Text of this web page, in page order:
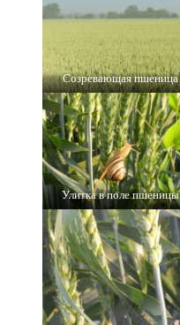
Созревающая пшеница
Улитка в поле пшеницы